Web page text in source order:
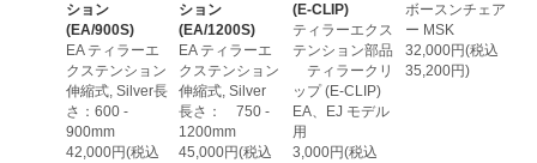
ション
(EA/900S)
EA ティラーエ
クステンション
伸縮式, Silver長
さ：600 -
900mm
42,000円(税込
ション
(EA/1200S)
EA ティラーエ
クステンション
伸縮式, Silver
長さ： 750 -
1200mm
45,000円(税込
(E-CLIP)
ティラーエクス
テンション部品
ティラークリ
ップ (E-CLIP)
EA、EJ モデル
用
3,000円(税込
ボースンチェア
ー MSK
32,000円(税込
35,200円)